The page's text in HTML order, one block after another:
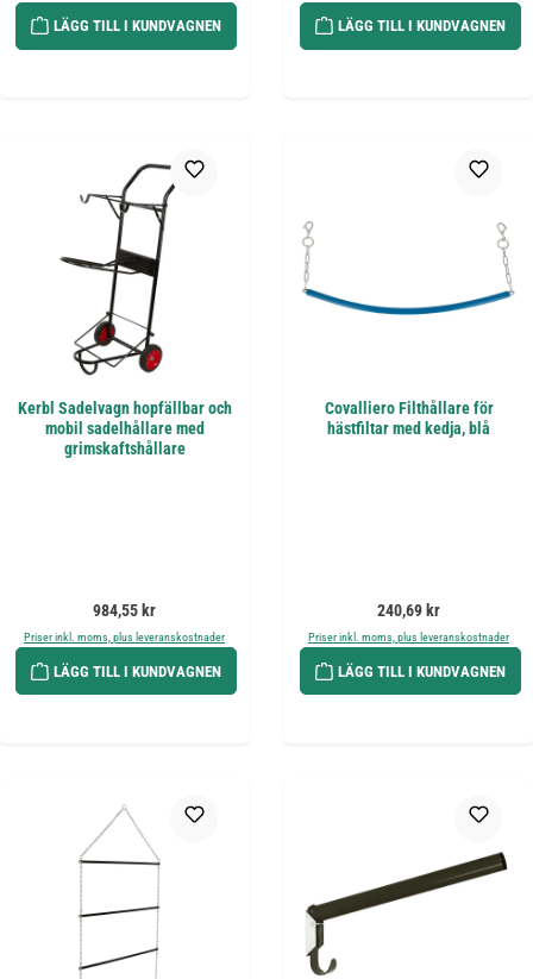
LÄGG TILL I KUNDVAGNEN LÄGG TILL I KUNDVAGNEN
Kerbl Sadelvagn hopfällbar och
mobil sadelhållare med
grimskaftshållare
Ordinarie pris:
984,55 kr
Priser inkl. moms, plus leveranskostnader
LÄGG TILL I KUNDVAGNEN
Covalliero Filthållare för
hästfiltar med kedja, blå
Ordinarie pris:
240,69 kr
Priser inkl. moms, plus leveranskostnader
LÄGG TILL I KUNDVAGNEN